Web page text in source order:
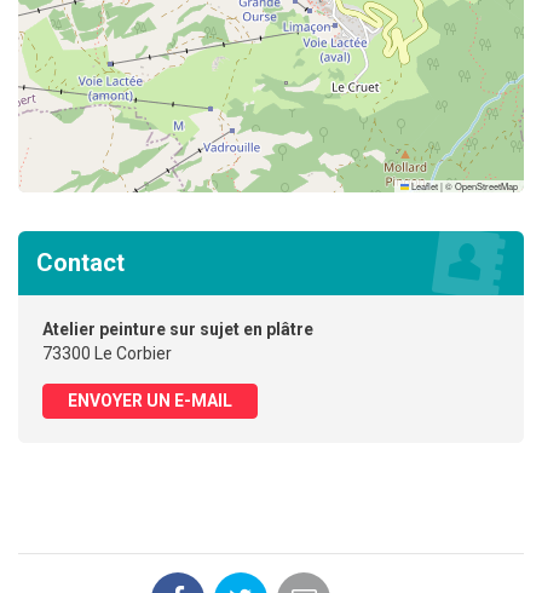
Leaflet|©OpenStreetMap
Contact
Atelier peinture sur sujet en plâtre
73300 Le Corbier
ENVOYER UN E-MAIL